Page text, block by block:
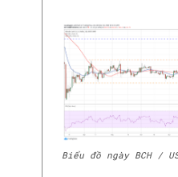
Biểu đồ ngày BCH /